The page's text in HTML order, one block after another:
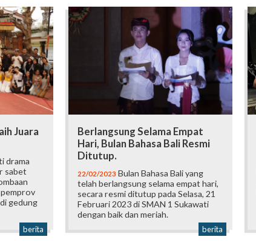
Juara
drama
sabet
gedung
berita
Berlangsung Selama Empat
Hari, Bulan Bahasa Bali Resmi
Ditutup.
22/02/2023 Bulan Bahasa Bali yang
telah berlangsung selama empat hari,
secara resmi ditutup pada Selasa, 21
Februari 2023 di SMAN 1 Sukawati
dengan baik dan meriah.
berita